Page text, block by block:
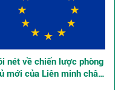
nét về chiến lược phòng
mới của Liên minh châu